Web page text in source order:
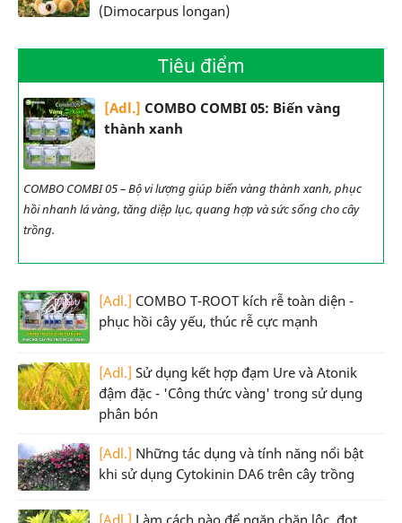
(Dimocarpus longan)
Tiêu điểm
[Adl.] COMBO COMBI 05: Biến vàng
thành xanh
COMBO COMBI 05 – Bộ vi lượng giúp biến vàng thành xanh, phục
hồi nhanh lá vàng, tăng diệp lục, quang hợp và sức sống cho cây
trồng.
[Adl.] COMBO T-ROOT kích rễ toàn diện -
phục hồi cây yếu, thúc rễ cực mạnh
[Adl.] Sử dụng kết hợp đạm Ure và Atonik
đậm đặc - 'Công thức vàng' trong sử dụng
phân bón
[Adl.] Những tác dụng và tính năng nổi bật
khi sử dụng Cytokinin DA6 trên cây trồng
[Adl.] Làm cách nào để ngăn chặn lộc, đọt